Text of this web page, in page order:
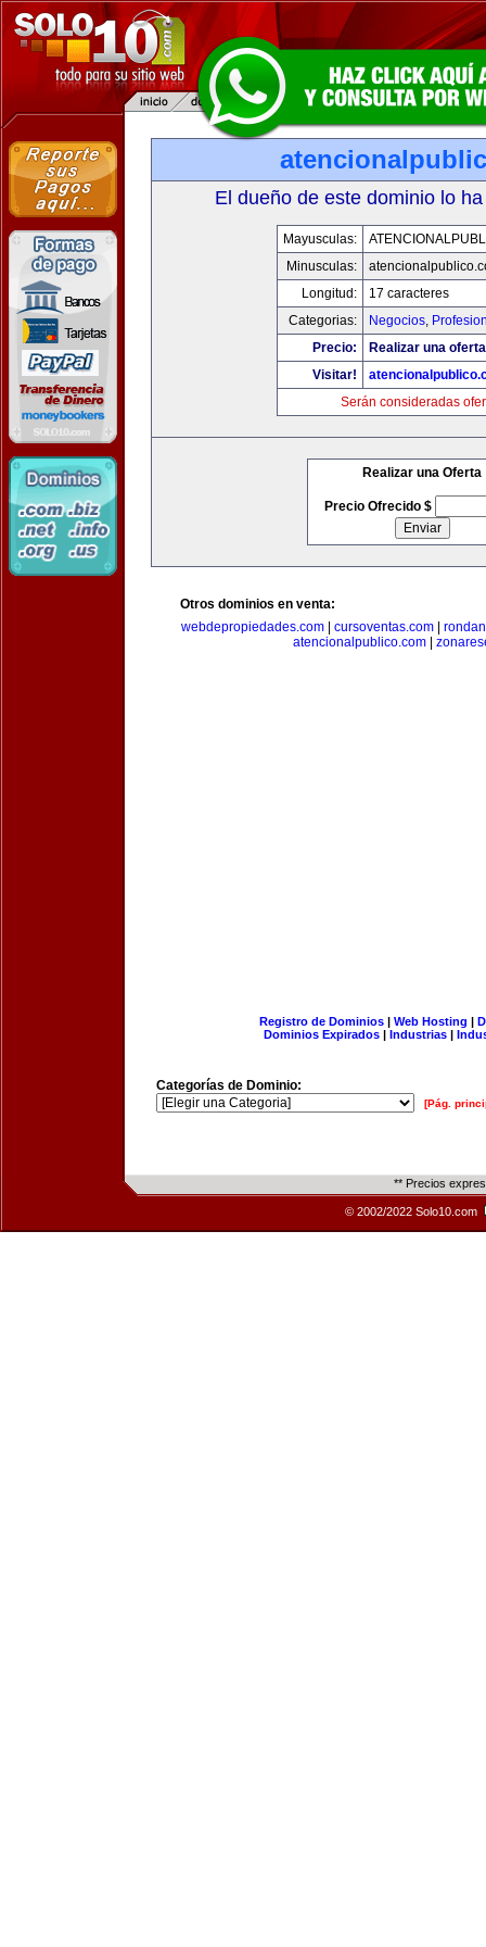
El dueño de este dominio lo
Mayusculas:
Minusculas:
Longitud:
17 caracteres
Categorias:
Negocios,
Precio:
Realizar una
Visitar!
Serán consideradas
Realizar una Oferta
Precio Ofrecido $
Otros dominios en venta:
webdepropiedades.com| cursoventas.com|
atencionalpublico.com
Registro de Dominios| Web Hosting |
Dominios Expirados | Industrias |
Categorías de Dominio:
[Pág.
** Precios
© 2002/2022 Solo10.com